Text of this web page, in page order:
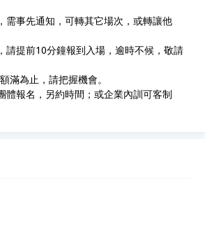
需事先通知，可轉其它場次，或轉讓他
請提前10分鐘報到入場，逾時不候，敬請
滿為止，請把握機會。
體報名，另約時間；或企業內訓可客制